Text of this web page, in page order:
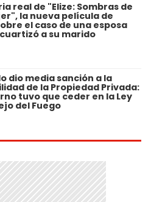
real de "Elize: Sombras de
la nueva película de
el caso de una esposa
a su marido
dio media sanción a la
de la Propiedad Privada:
tuvo que ceder en la Ley
del Fuego